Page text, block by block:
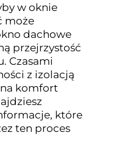
w oknie
może
dachowe
przejrzystość
Czasami
z izolacją
komfort
które
ten proces